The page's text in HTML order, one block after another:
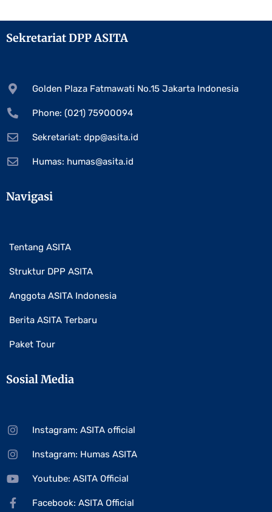
Sekretariat DPP ASITA
Golden Plaza Fatmawati No.15 Jakarta Indonesia
Phone: (021) 75900094
Sekretariat: dpp@asita.id
Humas: humas@asita.id
Navigasi
Tentang ASITA
Struktur DPP ASITA
Anggota ASITA Indonesia
Berita ASITA Terbaru
Paket Tour
Sosial Media
Instagram: ASITA official
Instagram: Humas ASITA
Youtube: ASITA Official
Facebook: ASITA Official